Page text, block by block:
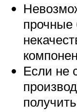
прочные
Если не